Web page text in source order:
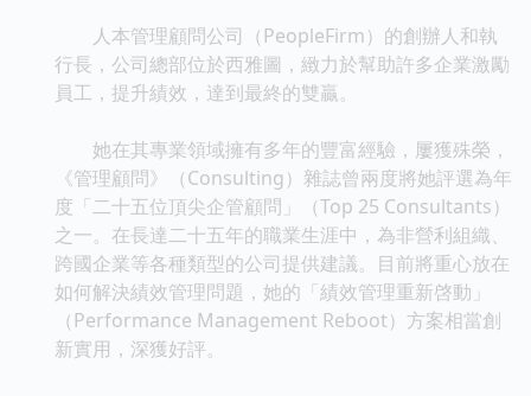
人本管理顧問公司（PeopleFirm）的創辦人和執
行長，公司總部位於西雅圖，緻力於幫助許多企業激勵
員工，提升績效，達到最終的雙贏。
她在其專業領域擁有多年的豐富經驗，屢獲殊榮，
《管理顧問》（Consulting）雜誌曾兩度將她評選為年
度「二十五位頂尖企管顧問」（Top 25 Consultants）
之一。在長達二十五年的職業生涯中，為非營利組織、
跨國企業等各種類型的公司提供建議。目前將重心放在
如何解決績效管理問題，她的「績效管理重新啓動」
（Performance Management Reboot）方案相當創
新實用，深獲好評。